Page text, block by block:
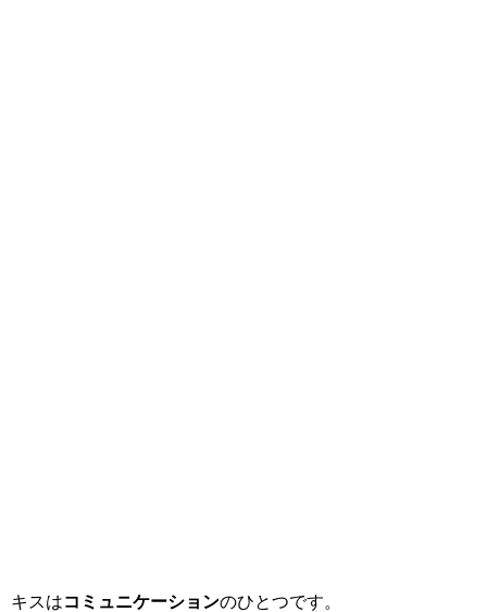
キスはコミュニケーションのひとつです。